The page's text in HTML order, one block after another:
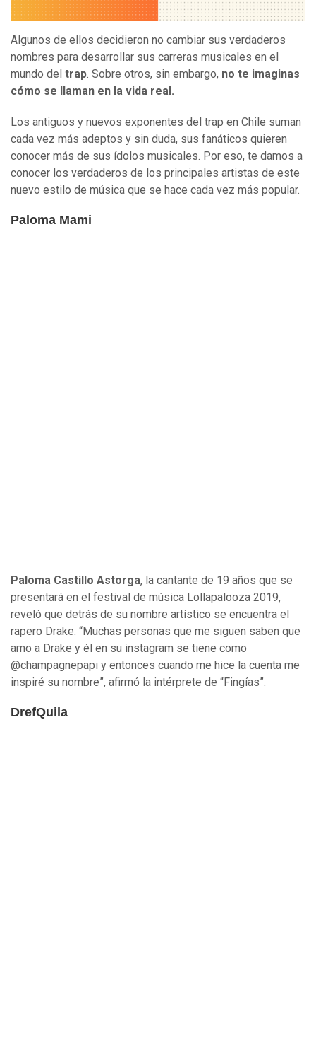
Algunos de ellos decidieron no cambiar sus verdaderos
nombres para desarrollar sus carreras musicales en el
mundo del trap. Sobre otros, sin embargo, no te imaginas
cómo se llaman en la vida real.
Los antiguos y nuevos exponentes del trap en Chile suman
cada vez más adeptos y sin duda, sus fanáticos quieren
conocer más de sus ídolos musicales. Por eso, te damos a
conocer los verdaderos de los principales artistas de este
nuevo estilo de música que se hace cada vez más popular.
Paloma Mami
Paloma Castillo Astorga, la cantante de 19 años que se
presentará en el festival de música Lollapalooza 2019,
reveló que detrás de su nombre artístico se encuentra el
rapero Drake. “Muchas personas que me siguen saben que
amo a Drake y él en su instagram se tiene como
@champagnepapi y entonces cuando me hice la cuenta me
inspiré su nombre”, afirmó la intérprete de “Fingías”.
DrefQuila